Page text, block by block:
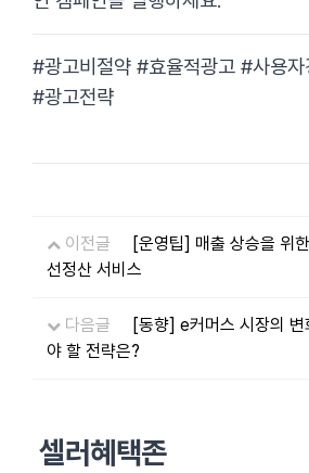
#광고비절약 #효율적광고 #사용
#광고전략
이전글
[운영팁] 매출 상승을 위
선정산 서비스
다음글
[동향] e커머스 시장의
야 할 전략은?
셀러혜택존